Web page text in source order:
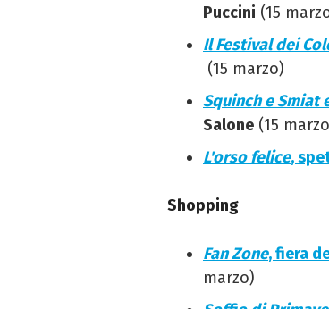
Puccini (15
Il Festival dei
(15 marzo)
Squinch e Smiat
Salone (15
L'orso felice,
Shopping
Fan Zone, fiera
marzo)